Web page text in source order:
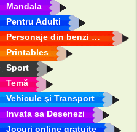
Mandala
Pentru Adulti
Personaje din benzi desenate
Printables
Sport
Temă
Vehicule şi Transport
Invata sa Desenezi
Jocuri online gratuite